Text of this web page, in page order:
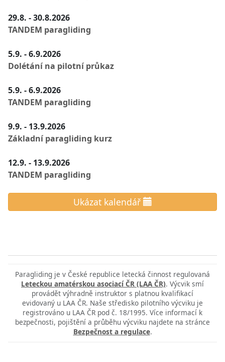
29.8. - 30.8.2026
TANDEM paragliding
5.9. - 6.9.2026
Dolétání na pilotní průkaz
5.9. - 6.9.2026
TANDEM paragliding
9.9. - 13.9.2026
Základní paragliding kurz
12.9. - 13.9.2026
TANDEM paragliding
Ukázat kalendář
Paragliding je v České republice letecká činnost regulovaná
Leteckou amatérskou asociací ČR (LAA ČR). Výcvik smí
provádět výhradně instruktor s platnou kvalifikací
evidovaný u LAA ČR. Naše středisko pilotního výcviku je
registrováno u LAA ČR pod č. 18/1995. Více informací k
bezpečnosti, pojištění a průběhu výcviku najdete na stránce
Bezpečnost a regulace.